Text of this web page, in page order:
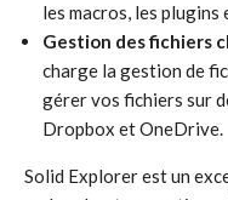
les macros, les plugins
Gestion des fichiers
charge la gestion de
gérer vos fichiers sur
Dropbox et OneDrive.
Solid Explorer est un